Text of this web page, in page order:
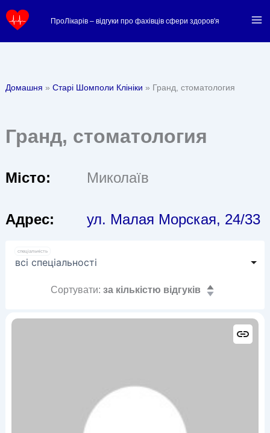
до
ПроЛікарів – відгуки про фахівців сфери здоров'я
Домашня Старі Шомполи Клініки Гранд, стоматология
Гранд, стоматология
Місто: Миколаїв
Адрес: ул. Малая Морская, 24/33
спеціальність
Сортувати: за кількістю відгуків